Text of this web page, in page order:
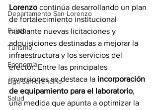
Departamento San Lorenzo
Pujato
Turismo
Economía
Liga Sanlorencina
Salud
Lorenzo continúa desarrollando un plan
de fortalecimiento institucional
mediante nuevas licitaciones y
adquisiciones destinadas a mejorar la
infraestructura y los servicios del
efector. Entre las principales
inversiones se destaca la incorporación
de equipamiento para el laboratorio,
una medida que apunta a optimizar la